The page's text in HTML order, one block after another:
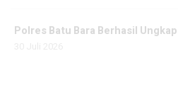
Polres Batu Bara Berhasil